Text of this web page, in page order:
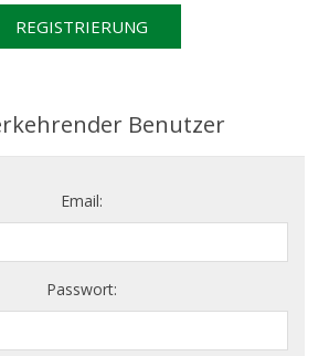
Benutzer
Email:
Passwort: